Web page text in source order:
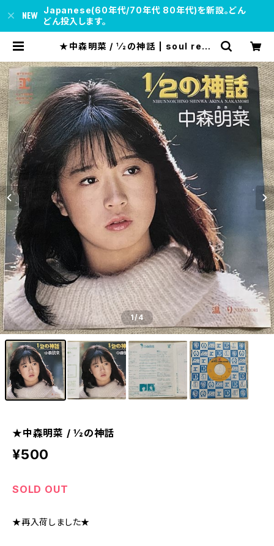
Japanese(60年代/70年代 80年代)を新設。どん
どん投入します。
★中森明菜 / 1⁄2の神話 | soul resp
1/4
★中森明菜 / 1⁄2の神話
¥500
SOLD OUT
★再入荷しました★